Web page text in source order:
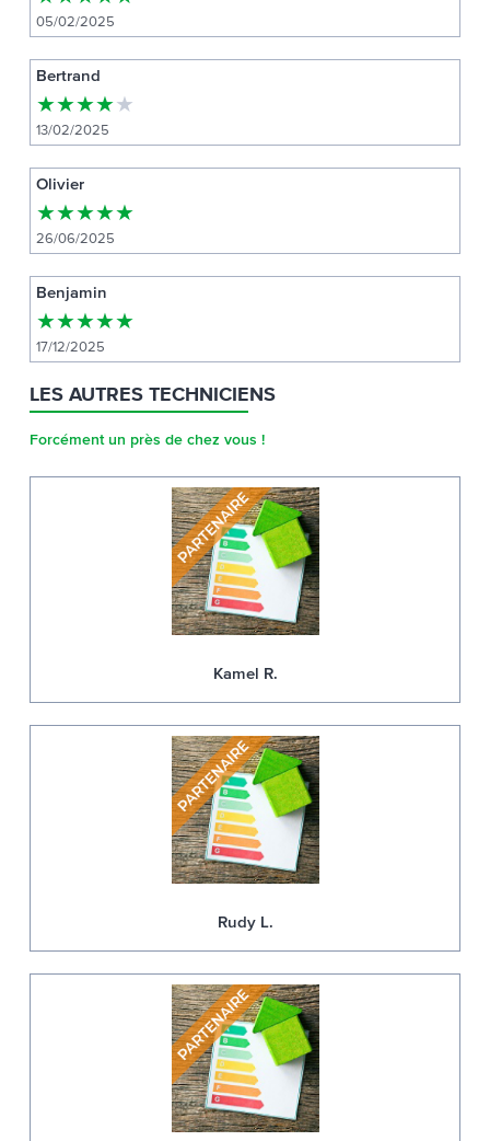
05/02/2025
Bertrand
★★★★★
13/02/2025
Olivier
★★★★★
26/06/2025
Benjamin
★★★★★
17/12/2025
LES AUTRES TECHNICIENS
Forcément un près de chez vous !
Kamel R.
Rudy L.